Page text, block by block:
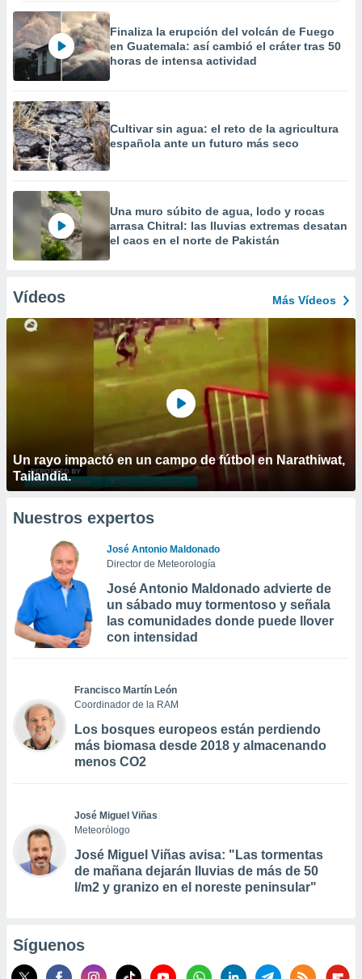
Finaliza la erupción del volcán de Fuego
en Guatemala: así cambió el cráter tras 50
horas de intensa actividad
Cultivar sin agua: el reto de la agricultura
española ante un futuro más seco
Una muro súbito de agua, lodo y rocas
arrasa Chitral: las lluvias extremas desatan
el caos en el norte de Pakistán
Vídeos Más Vídeos
Un rayo impactó en un campo de fútbol en Narathiwat,
Tailandia.
Nuestros expertos
José Antonio Maldonado
Director de Meteorología
José Antonio Maldonado advierte de
un sábado muy tormentoso y señala
las comunidades donde puede llover
con intensidad
Francisco Martín León
Coordinador de la RAM
Los bosques europeos están perdiendo
más biomasa desde 2018 y almacenando
menos CO2
José Miguel Viñas
Meteorólogo
José Miguel Viñas avisa: "Las tormentas
de mañana dejarán lluvias de más de 50
l/m2 y granizo en el noreste peninsular"
Síguenos